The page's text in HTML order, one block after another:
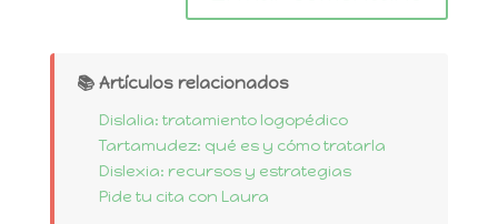
📚 Artículos relacionados
Dislalia: tratamiento logopédico
Tartamudez: qué es y cómo tratarla
Dislexia: recursos y estrategias
Pide tu cita con Laura